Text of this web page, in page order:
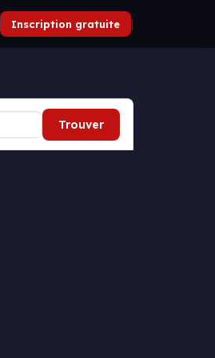
Inscription gratuite |
Trouver